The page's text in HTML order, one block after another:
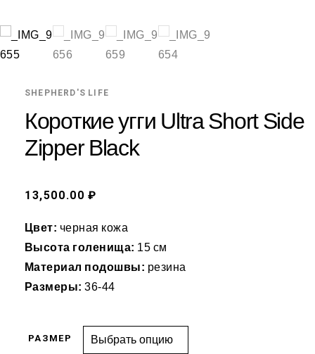
SHEPHERD'S LIFE
Короткие угги Ultra Short Side
Zipper Black
13,500.00 ₽
Цвет: черная кожа
Высота голенища: 15 см
Материал подошвы: резина
Размеры:36-44
РАЗМЕР